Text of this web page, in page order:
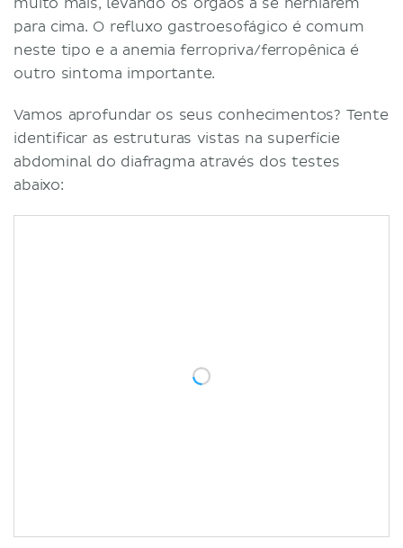
muito mais, levando os órgãos a se herniarem
para cima. O refluxo gastroesofágico é comum
neste tipo e a anemia ferropriva/ferropênica é
outro sintoma importante.
Vamos aprofundar os seus conhecimentos? Tente
identificar as estruturas vistas na superfície
abdominal do diafragma através dos testes
abaixo: